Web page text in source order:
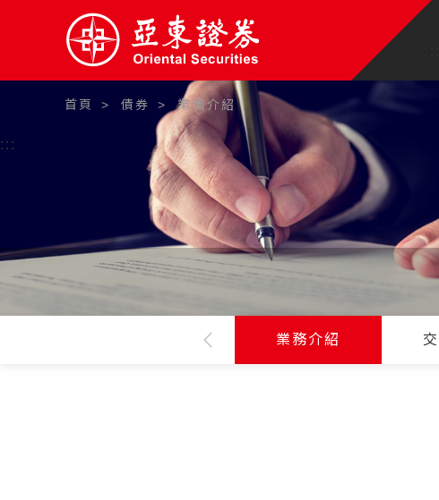
:::
首頁 債券 業務介紹
業務介紹